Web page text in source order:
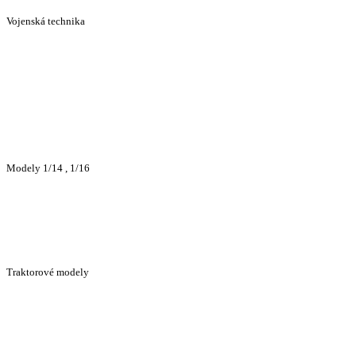
Vojenská technika
Modely 1/14 , 1/16
Traktorové modely